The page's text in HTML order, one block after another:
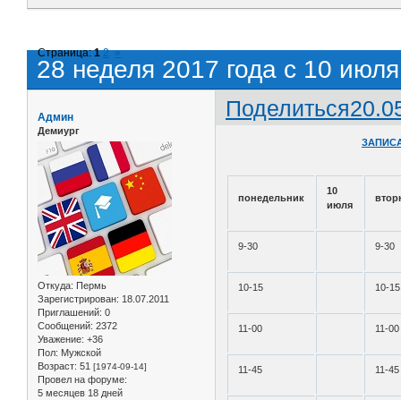
28 неделя 2017 года с 10
Страница:1 2 »
Поделиться
Админ
Демиург
Откуда: Пермь
Зарегистрирован: 18.07.2011
Приглашений: 0
Сообщений: 2372
Уважение: +36
Пол: Мужской
Возраст: 51 [1974-09-14]
Провел на форуме:
5 месяцев 18 дней
понедельник
10
июля
9-30 9-30
10-15 10-15
11-00 11-00
11-45 11-45